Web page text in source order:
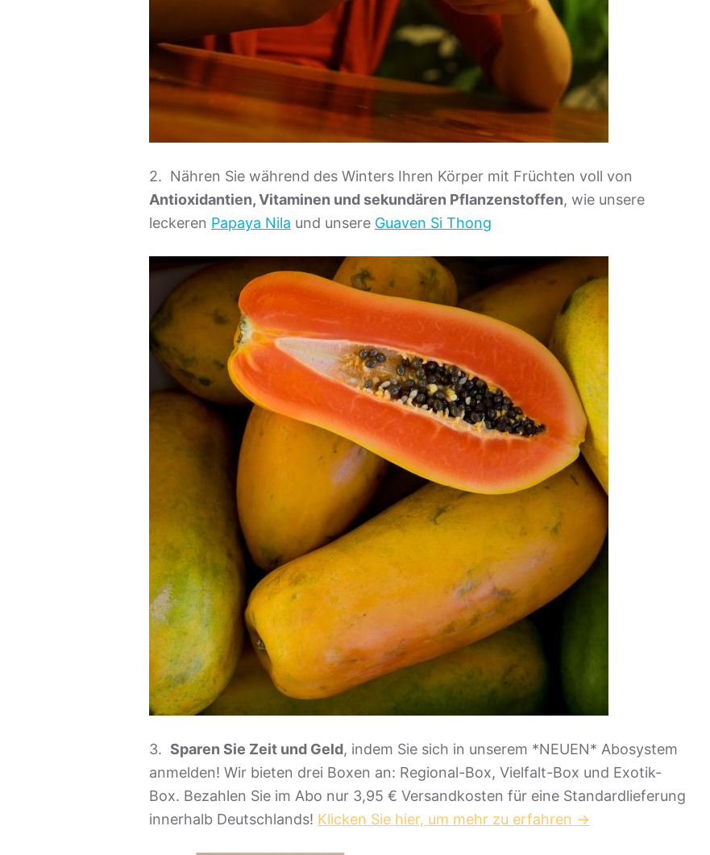
2. Nähren Sie während des Winters Ihren Körper mit Früchten voll von
Antioxidantien, Vitaminen und sekundären Pflanzenstoffen, wie unsere
leckeren Papaya Nila und unsere Guaven Si Thong
3. Sparen Sie Zeit und Geld, indem Sie sich in unserem *NEUEN* Abosystem
anmelden! Wir bieten drei Boxen an: Regional-Box, Vielfalt-Box und Exotik-
Box. Bezahlen Sie im Abo nur 3,95 € Versandkosten für eine Standardlieferung
innerhalb Deutschlands! Klicken Sie hier, um mehr zu erfahren ->